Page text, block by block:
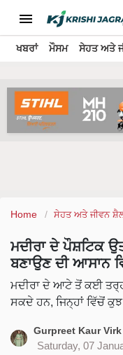
ਖਬਰਾਂ ਮੌਸਮ ਸੇਹਤ ਅਤੇ
Home ਸੇਹਤ ਅਤੇ ਜੀਵਨ
ਮਦੀਰਾ ਦੇ ਪੌਸ਼ਟਿਕ
ਬਣਾਉਣ ਦੀ ਆਸਾਨ
ਮਦੀਰਾ ਦੇ ਆਟੇ ਤੋਂ ਕਈ
ਸਕਦੇ ਹਨ, ਜਿਨ੍ਹਾਂ ਵਿੱਚੋਂ
Gurpreet Kaur Virk
Saturday, 07